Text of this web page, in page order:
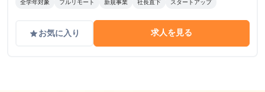
全学年対象 フルリモート 新規事業 社長直下 スタートアップ
gradeお気に入り 求人を見る